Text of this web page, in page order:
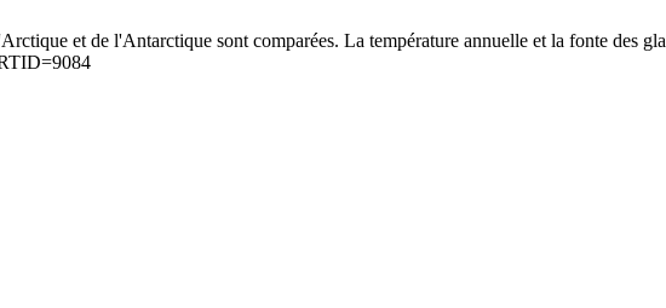
et de l'Antarctique sont comparées. La température annuelle et la fonte des